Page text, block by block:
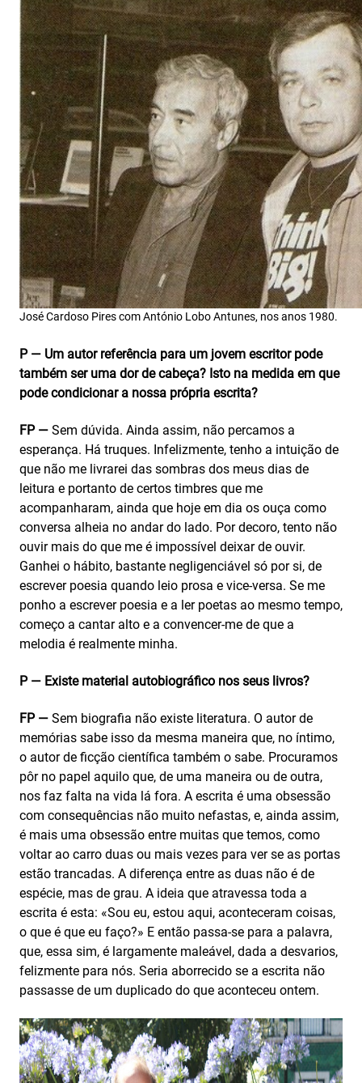
José Cardoso Pires com António Lobo Antunes, nos anos 1980.
P — Um autor referência para um jovem escritor pode
também ser uma dor de cabeça? Isto na medida em que
pode condicionar a nossa própria escrita?
FP — Sem dúvida. Ainda assim, não percamos a
esperança. Há truques. Infelizmente, tenho a intuição de
que não me livrarei das sombras dos meus dias de
leitura e portanto de certos timbres que me
acompanharam, ainda que hoje em dia os ouça como
conversa alheia no andar do lado. Por decoro, tento não
ouvir mais do que me é impossível deixar de ouvir.
Ganhei o hábito, bastante negligenciável só por si, de
escrever poesia quando leio prosa e vice-versa. Se me
ponho a escrever poesia e a ler poetas ao mesmo tempo,
começo a cantar alto e a convencer-me de que a
melodia é realmente minha.
P — Existe material autobiográfico nos seus livros?
FP — Sem biografia não existe literatura. O autor de
memórias sabe isso da mesma maneira que, no íntimo,
o autor de ficção científica também o sabe. Procuramos
pôr no papel aquilo que, de uma maneira ou de outra,
nos faz falta na vida lá fora. A escrita é uma obsessão
com consequências não muito nefastas, e, ainda assim,
é mais uma obsessão entre muitas que temos, como
voltar ao carro duas ou mais vezes para ver se as portas
estão trancadas. A diferença entre as duas não é de
espécie, mas de grau. A ideia que atravessa toda a
escrita é esta: «Sou eu, estou aqui, aconteceram coisas,
o que é que eu faço?» E então passa-se para a palavra,
que, essa sim, é largamente maleável, dada a desvarios,
felizmente para nós. Seria aborrecido se a escrita não
passasse de um duplicado do que aconteceu ontem.